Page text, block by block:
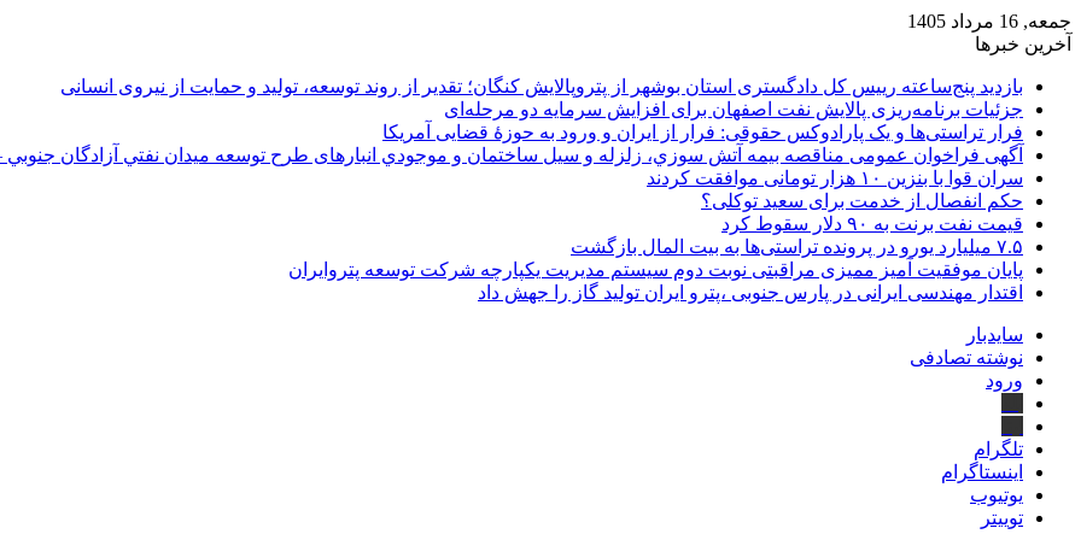
جمعه, 16 مرداد 1405
آخرین خبرها
بازدید پنج‌ساعته رییس کل دادگستری استان بوشهر از پتروپالایش کنگان؛ تقدیر از روند توسعه، تولید و حمایت از نیروی انسانی
جزئیات برنامه‌ریزی پالایش نفت اصفهان برای افزایش سرمایه دو مرحله‌ای
فرار تراستی‌ها و یک پارادوکس حقوقی: فرار از ایران و ورود به حوزۀ قضایی آمریکا
آگهی فراخوان عمومی مناقصه بيمه آتش سوزي، زلزله و سیل ساختمان و موجودي انبارهای طرح توسعه ميدان نفتي آزادگان جنوبي
سران قوا با بنزین ۱۰ هزار تومانی موافقت کردند
حکم انفصال از خدمت برای سعید توکلی؟
قیمت نفت برنت به ۹۰ دلار سقوط کرد
۷.۵ میلیارد یورو در پرونده تراستی‌ها به بیت المال بازگشت
پایان موفقیت آمیز ممیزی مراقبتی نوبت دوم سیستم مدیریت یکپارچه شرکت توسعه پتروایران
اقتدار مهندسی ایرانی در پارس جنوبی ،پترو ایران تولید گاز را جهش داد
سایدبار
نوشته تصادفی
ورود
تلگرام
اینستاگرام
یوتیوب
توییتر